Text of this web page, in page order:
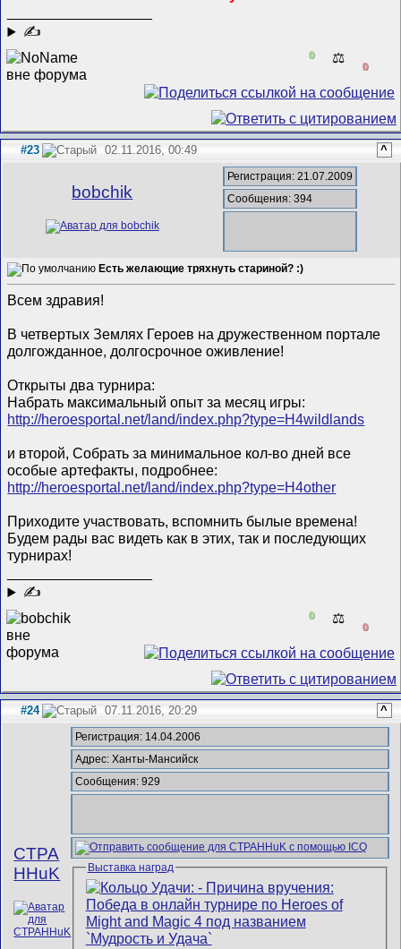
✍
0 ⚖️
0
#23 02.11.2016, 00:49 ^
bobchik
Регистрация: 21.07.2009
Сообщения: 394
Есть желающие тряхнуть стариной? :)
Всем здравия!
В четвертых Землях Героев на дружественном портале
долгожданное, долгосрочное оживление!
Открыты два турнира:
Набрать максимальный опыт за месяц игры:
http://heroesportal.net/land/index.php?type=H4wildlands
и второй, Собрать за минимальное кол-во дней все
особые артефакты, подробнее:
http://heroesportal.net/land/index.php?type=H4other
Приходите участвовать, вспомнить былые времена!
Будем рады вас видеть как в этих, так и последующих
турнирах!
✍
0 ⚖️
0
#24 07.11.2016, 20:29 ^
CTPA
HHuK
Регистрация: 14.04.2006
Адрес: Ханты-Мансийск
Сообщения: 929
Выставка наград